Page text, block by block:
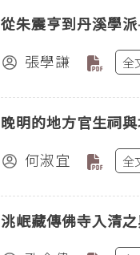
從朱震亨到丹溪學
張學謙
全
晚明的地方官生祠
何淑宜
全
洮岷藏傳佛寺入清